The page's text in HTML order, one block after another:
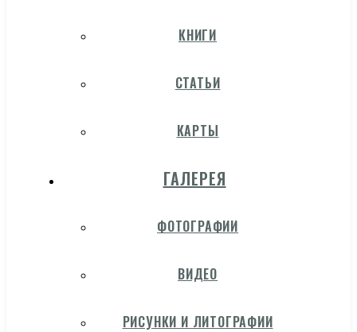
КНИГИ
СТАТЬИ
КАРТЫ
ГАЛЕРЕЯ
ФОТОГРАФИИ
ВИДЕО
РИСУНКИ И ЛИТОГРАФИИ